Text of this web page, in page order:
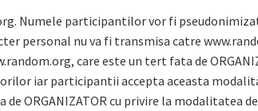
Numele participantilor vor fi
personal nu va fi transmisa catre
care este un tert fata de
iar participantii accepta aceasta
ORGANIZATOR cu privire la modalitatea